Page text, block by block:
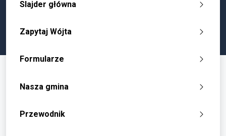
Slajder główna
Zapytaj Wójta
Formularze
Nasza gmina
Przewodnik